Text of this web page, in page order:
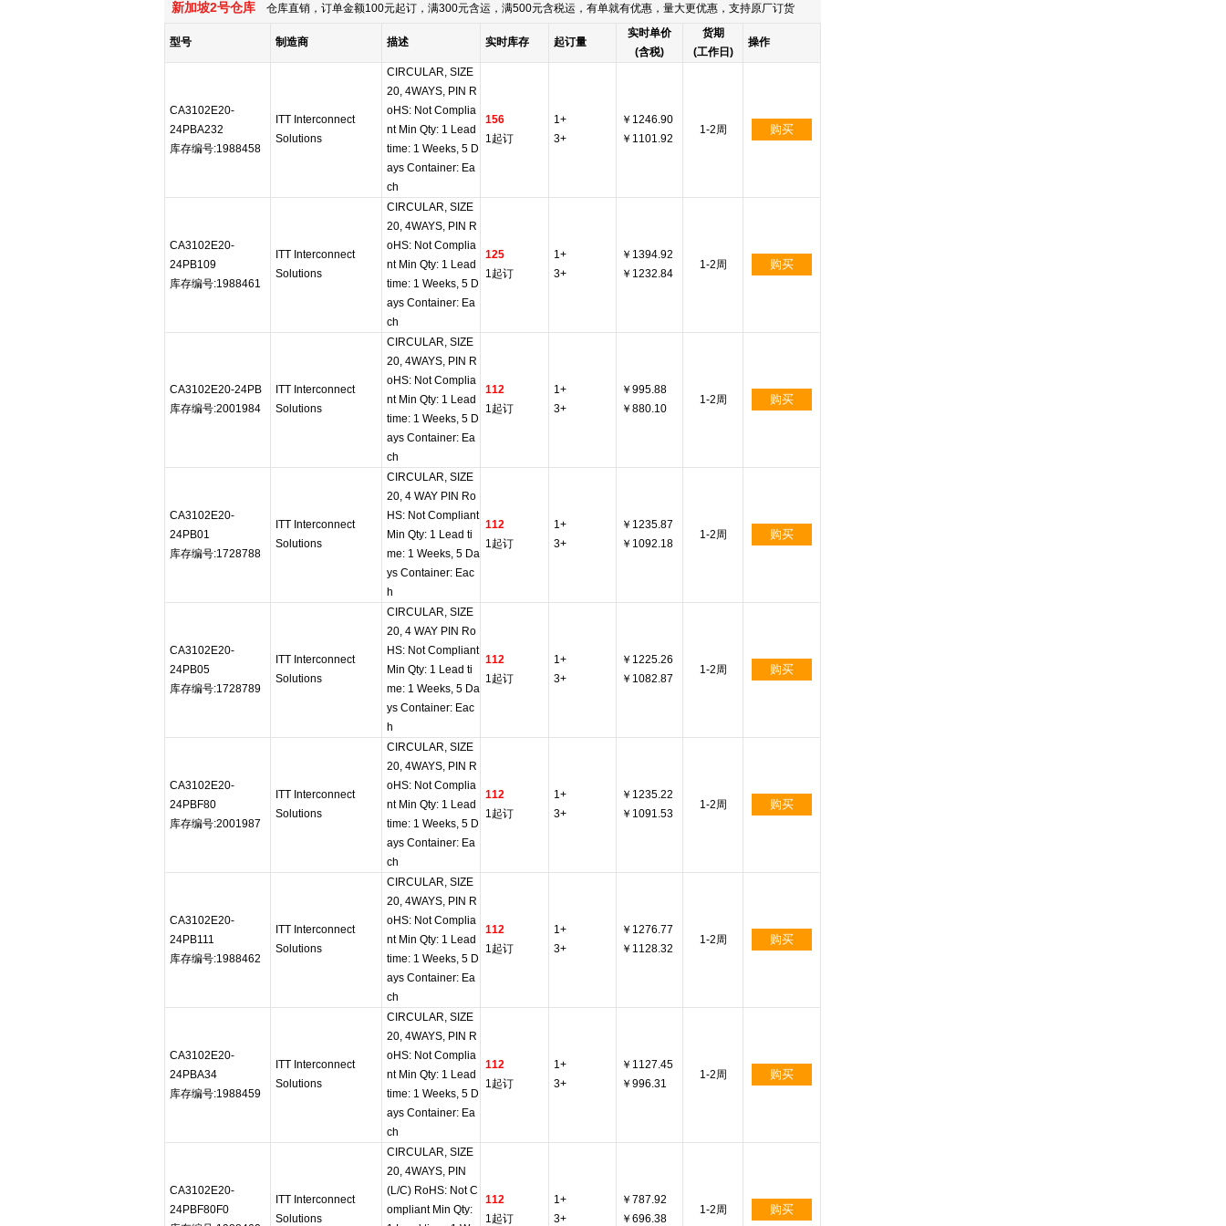
新加坡2号仓库 仓库直销，订单金额100元起订，满300元含运，满500元含税运，有单就有优惠，量大更优惠，支持原厂订货
型号 制造商 描述 实时库存 起订量
实时单价
(含税)
货期
(工作日)
操作
CA3102E20-
24PBA232
库存编号:1988458
ITT Interconnect
Solutions
CIRCULAR, SIZE
20, 4WAYS, PIN R
oHS: Not Complia
nt Min Qty: 1 Lead
time: 1 Weeks, 5 D
ays Container: Ea
ch
156
1起订
1+
3+
￥1246.90
￥1101.92
1-2周 购买
CA3102E20-
24PB109
库存编号:1988461
ITT Interconnect
Solutions
CIRCULAR, SIZE
20, 4WAYS, PIN R
oHS: Not Complia
nt Min Qty: 1 Lead
time: 1 Weeks, 5 D
ays Container: Ea
ch
125
1起订
1+
3+
￥1394.92
￥1232.84
1-2周 购买
CA3102E20-24PB
库存编号:2001984
ITT Interconnect
Solutions
CIRCULAR, SIZE
20, 4WAYS, PIN R
oHS: Not Complia
nt Min Qty: 1 Lead
time: 1 Weeks, 5 D
ays Container: Ea
ch
112
1起订
1+
3+
￥995.88
￥880.10
1-2周 购买
CA3102E20-
24PB01
库存编号:1728788
ITT Interconnect
Solutions
CIRCULAR, SIZE
20, 4 WAY PIN Ro
HS: Not Compliant
Min Qty: 1 Lead ti
me: 1 Weeks, 5 Da
ys Container: Eac
h
112
1起订
1+
3+
￥1235.87
￥1092.18
1-2周 购买
CA3102E20-
24PB05
库存编号:1728789
ITT Interconnect
Solutions
CIRCULAR, SIZE
20, 4 WAY PIN Ro
HS: Not Compliant
Min Qty: 1 Lead ti
me: 1 Weeks, 5 Da
ys Container: Eac
h
112
1起订
1+
3+
￥1225.26
￥1082.87
1-2周 购买
CA3102E20-
24PBF80
库存编号:2001987
ITT Interconnect
Solutions
CIRCULAR, SIZE
20, 4WAYS, PIN R
oHS: Not Complia
nt Min Qty: 1 Lead
time: 1 Weeks, 5 D
ays Container: Ea
ch
112
1起订
1+
3+
￥1235.22
￥1091.53
1-2周 购买
CA3102E20-
24PB111
库存编号:1988462
ITT Interconnect
Solutions
CIRCULAR, SIZE
20, 4WAYS, PIN R
oHS: Not Complia
nt Min Qty: 1 Lead
time: 1 Weeks, 5 D
ays Container: Ea
ch
112
1起订
1+
3+
￥1276.77
￥1128.32
1-2周 购买
CA3102E20-
24PBA34
库存编号:1988459
ITT Interconnect
Solutions
CIRCULAR, SIZE
20, 4WAYS, PIN R
oHS: Not Complia
nt Min Qty: 1 Lead
time: 1 Weeks, 5 D
ays Container: Ea
ch
112
1起订
1+
3+
￥1127.45
￥996.31
1-2周 购买
CA3102E20-
24PBF80F0
ITT Interconnect
Solutions
CIRCULAR, SIZE
20, 4WAYS, PIN
(L/C) RoHS: Not C
ompliant Min Qty:
112
1起订
1+
3+
￥787.92
￥696.38
1-2周 购买